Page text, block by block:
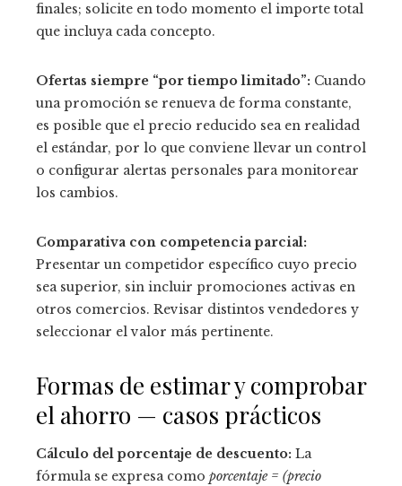
finales; solicite en todo momento el importe total
que incluya cada concepto.
Ofertas siempre “por tiempo limitado”: Cuando
una promoción se renueva de forma constante,
es posible que el precio reducido sea en realidad
el estándar, por lo que conviene llevar un control
o configurar alertas personales para monitorear
los cambios.
Comparativa con competencia parcial:
Presentar un competidor específico cuyo precio
sea superior, sin incluir promociones activas en
otros comercios. Revisar distintos vendedores y
seleccionar el valor más pertinente.
Formas de estimar y comprobar
el ahorro — casos prácticos
Cálculo del porcentaje de descuento: La
fórmula se expresa como porcentaje = (precio